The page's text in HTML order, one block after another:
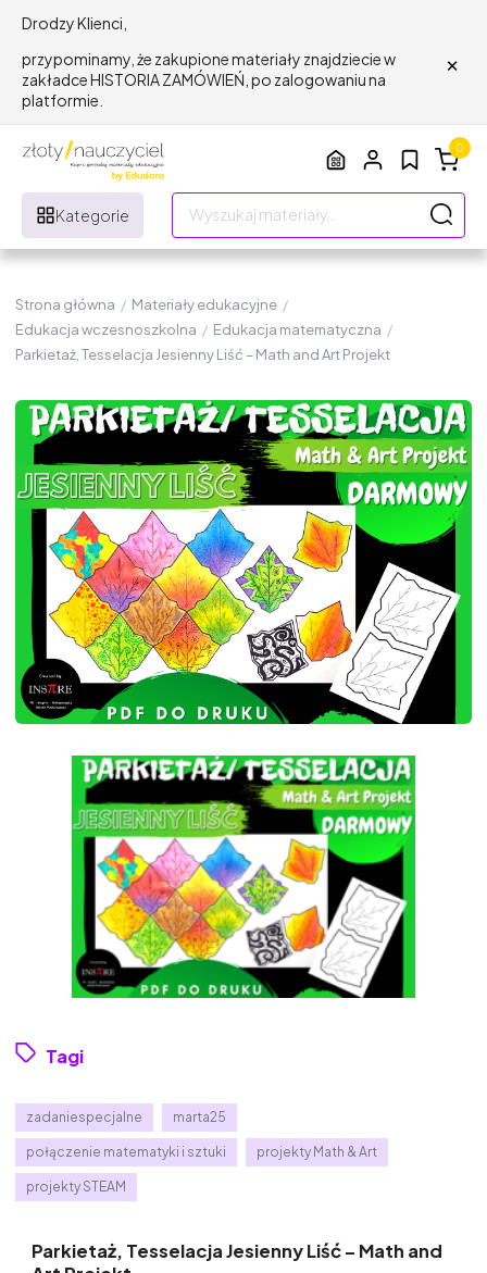
Drodzy Klienci,
przypominamy, że zakupione materiały znajdziecie w
zakładce HISTORIA ZAMÓWIEŃ, po zalogowaniu na
platformie.
×
Kategorie
0
Strona główna / Materiały edukacyjne /
Edukacja wczesnoszkolna / Edukacja matematyczna /
Parkietaż, Tesselacja Jesienny Liść – Math and Art Projekt
Tagi
zadaniespecjalne marta25
połączenie matematyki i sztuki projekty Math & Art
projekty STEAM
Parkietaż, Tesselacja Jesienny Liść – Math and